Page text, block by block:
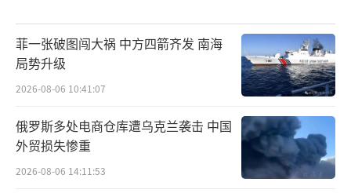
菲一张破图闯大祸 中方四箭齐发 南海
局势升级
2026-08-06 10:41:07
俄罗斯多处电商仓库遭乌克兰袭击 中国
外贸损失惨重
2026-08-06 14:11:53